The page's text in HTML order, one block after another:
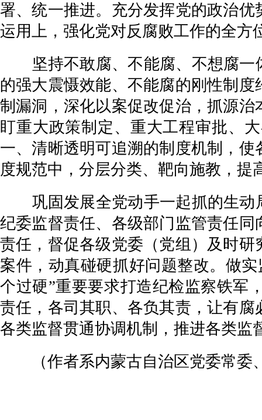
署、统一推进。充分发挥党的政治
运用上，强化党对反腐败工作的全方
坚持不敢腐、不能腐、不想腐一
的强大震慑效能、不能腐的刚性制
制漏洞，深化以案促改促治，抓源
盯重大政策制定、重大工程审批、
一、清晰透明可追溯的制度机制，
度规范中，分层分类、靶向施教，提
巩固发展全党动手一起抓的生动
纪委监督责任、各级部门监管责任
责任，督促各级党委（党组）及时
案件，动真碰硬抓好问题整改。做
个过硬”重要要求打造纪检监察铁军
责任，各司其职、各负其责，让有
各类监督贯通协调机制，推进各类监
（作者系内蒙古自治区党委常委